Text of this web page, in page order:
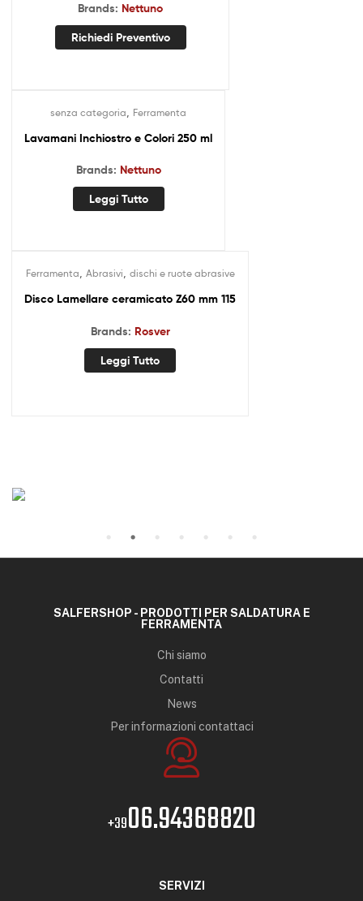
Brands: Nettuno
Richiedi Preventivo
senza categoria Ferramenta
Lavamani Inchiostro e Colori 250 ml
Brands: Nettuno
Leggi Tutto
Ferramenta Abrasivi dischi e ruote abrasive
Disco Lamellare ceramicato Z60 mm 115
Brands: Rosver
Leggi Tutto
SALFERSHOP - PRODOTTI PER SALDATURA E
FERRAMENTA
Chi siamo
Contatti
News
Per informazioni contattaci
+3906.94368820
SERVIZI